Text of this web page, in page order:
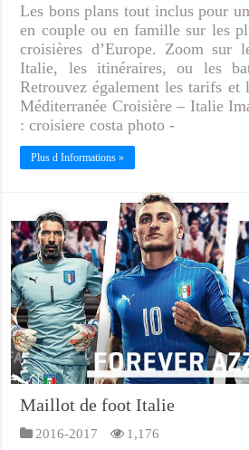
Les bons plans tout inclus pour
en couple ou en famille sur les
croisières d’Europe. Zoom sur
Italie, les itinéraires, ou les
Retrouvez également les tarifs et
Méditerranée Croisière – Italie
: croisiere costa photo -
Plus d Informations »
Maillot de foot Italie
2016-2017 1,176